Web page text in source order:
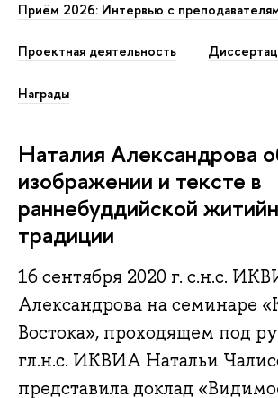
Приём 2026: Интервью с
Проектная деятельность
Награды
Наталия Александрова
изображении и тексте в
раннебуддийской
традиции
16 сентября 2020 г. с.н.с.
Александрова на семинаре
Востока», проходящем под
гл.н.с. ИКВИА Натальи
представила доклад